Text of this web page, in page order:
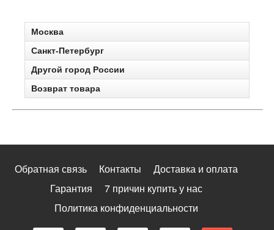
Москва
Санкт-Петербург
Другой город России
Возврат товара
Обратная связь Контакты
Доставка и оплата
Гарантия
7 причин купить у нас
Политика конфиденциальности